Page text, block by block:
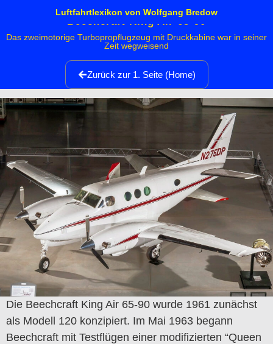
Luftfahrtlexikon von Wolfgang Bredow
Beechcraft King Air 65-90
Das zweimotorige Turbopropflugzeug mit Druckkabine war in seiner
Zeit wegweisend
Zurück zur 1. Seite (Home)
Die Beechcraft King Air 65-90 wurde 1961 zunächst
als Modell 120 konzipiert. Im Mai 1963 begann
Beechcraft mit Testflügen einer modifizierten “Queen